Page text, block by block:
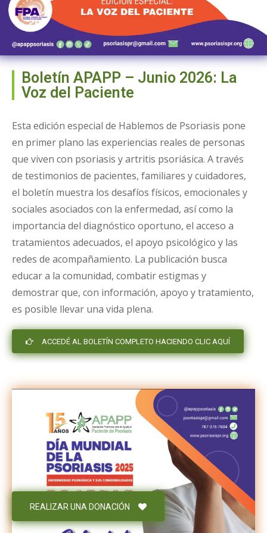
Boletín APAPP – Junio 2026: La
Voz del Paciente
Esta edición especial de Hablemos de Psoriasis pone
en primer plano las experiencias reales de personas
que viven con psoriasis y artritis psoriásica. A través
de testimonios de pacientes, familiares y cuidadores,
el boletín muestra los desafíos físicos, emocionales y
sociales asociados con la enfermedad, así como la
importancia del diagnóstico oportuno, el acceso a
tratamientos adecuados, el apoyo psicológico y las
redes de acompañamiento. La publicación busca
educar a la comunidad, combatir estigmas y
demostrar que, con información, apoyo y tratamiento,
es posible llevar una vida plena.
ACCEDÉ AL BOLETÍN COMPLETO HACIENDO CLIC AQUÍ
REALIZAR UNA DONACIÓN